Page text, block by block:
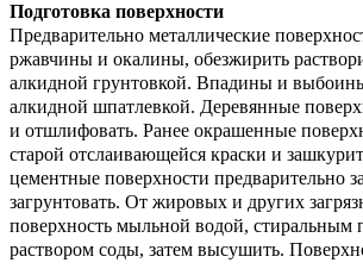
Подготовка поверхности
Предварительно металлические
ржавчины и окалины, обезжирить
алкидной грунтовкой. Впадины и
алкидной шпатлевкой. Деревянные
и отшлифовать. Ранее окрашенные
старой отслаивающейся краски и
цементные поверхности предварительно
загрунтовать. От жировых и других
поверхность мыльной водой, стиральным
раствором соды, затем высушить.